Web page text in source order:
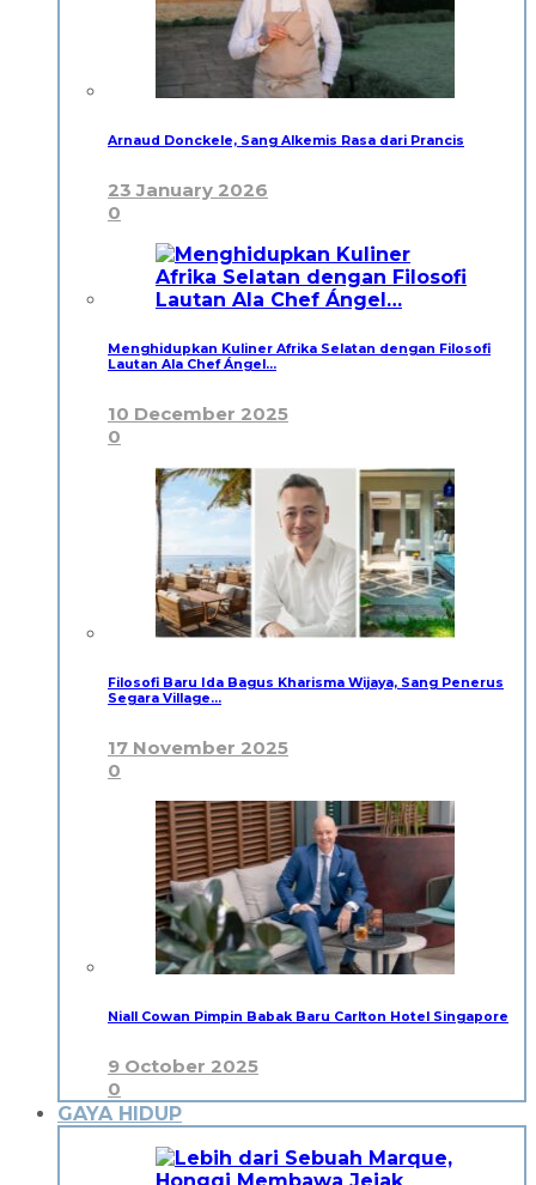
Arnaud Donckele, Sang Alkemis Rasa dari Prancis
23 January 2026
0
Menghidupkan Kuliner Afrika Selatan dengan Filosofi
Lautan Ala Chef Ángel…
10 December 2025
0
Filosofi Baru Ida Bagus Kharisma Wijaya, Sang Penerus
Segara Village…
17 November 2025
0
Niall Cowan Pimpin Babak Baru Carlton Hotel Singapore
9 October 2025
0
GAYA HIDUP